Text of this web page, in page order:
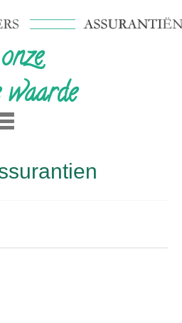
waarde